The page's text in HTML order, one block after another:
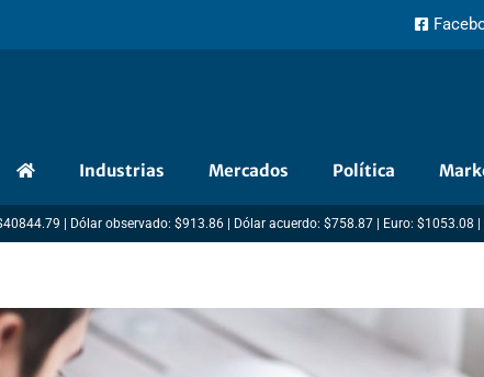
Industrias Mercados Política
| Dólar observado: $913.86 | Dólar acuerdo: $758.87 | Euro: $1053.08